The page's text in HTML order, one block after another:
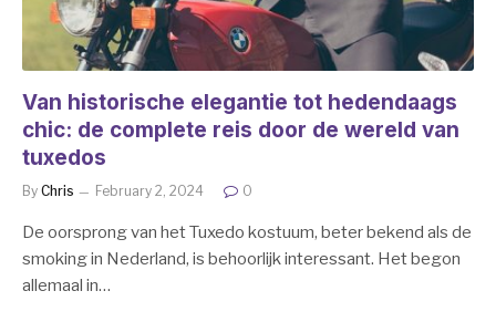
Van historische elegantie tot hedendaags
chic: de complete reis door de wereld van
tuxedos
By Chris February 2, 2024 0
De oorsprong van het Tuxedo kostuum, beter bekend als de
smoking in Nederland, is behoorlijk interessant. Het begon
allemaal in…